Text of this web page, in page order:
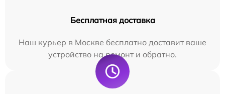
Бесплатная доставка
Наш курьер в Москве бесплатно доставит ваше
устройство на ремонт и обратно.